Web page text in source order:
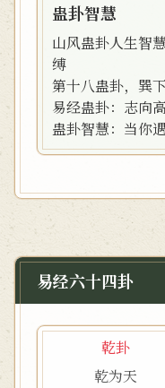
蛊卦智慧
山风蛊卦人生智
缚
第十八蛊卦，巽
易经蛊卦：志向
蛊卦智慧：当你
易经六十四卦
乾卦
乾为天